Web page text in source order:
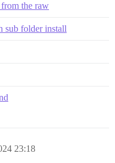
the raw
sub folder install
23:18